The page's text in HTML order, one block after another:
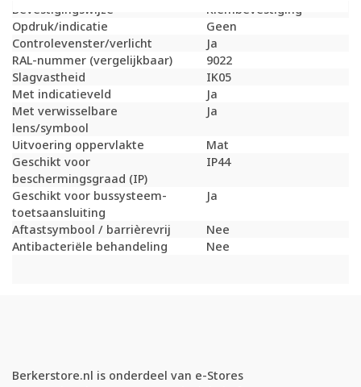
Bevestigingswijze
Klembevestiging
Opdruk/indicatie
Geen
Controlevenster/verlicht
Ja
RAL-nummer (vergelijkbaar)
9022
Slagvastheid
IK05
Met indicatieveld
Ja
Met verwisselbare
lens/symbool
Ja
Uitvoering oppervlakte
Mat
Geschikt voor
beschermingsgraad (IP)
IP44
Geschikt voor bussysteem-
toetsaansluiting
Ja
Aftastsymbool / barrièrevrij
Nee
Antibacteriële behandeling
Nee
Berkerstore.nl is onderdeel van e-Stores